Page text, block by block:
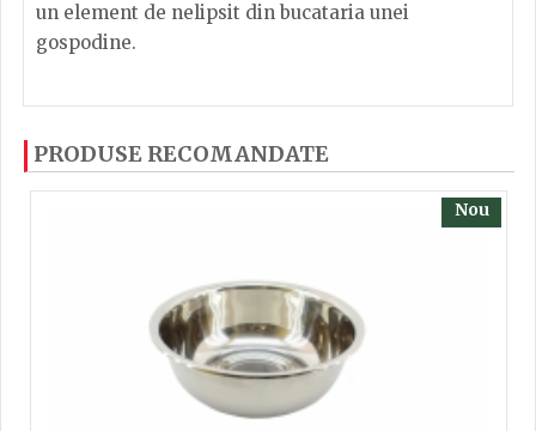
un element de nelipsit din bucataria unei
gospodine.
cu ajutorul steluțelor, și scrieți părerea dvs. Pentru
a putea să scrieți părerea trebuie să fiți înregistrat.
PRODUSE RECOMANDATE
Nou